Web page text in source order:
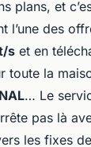
plans, et
l’une des
s et en
toute la
… Le
pas là
les fixes